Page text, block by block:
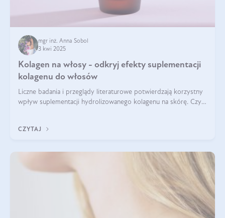
mgr inż. Anna Sobol
3 kwi 2025
Kolagen na włosy - odkryj efekty suplementacji
kolagenu do włosów
Liczne badania i przeglądy literaturowe potwierdzają korzystny
wpływ suplementacji hydrolizowanego kolagenu na skórę. Czy
CZYTAJ